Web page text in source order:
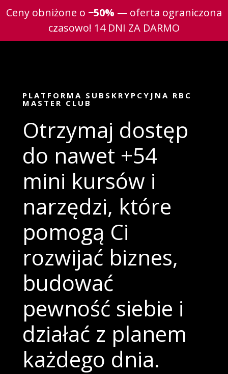
Ceny obniżone o −50% — oferta ograniczona
czasowo! 14 DNI ZA DARMO
PLATFORMA SUBSKRYPCYJNA RBC
MASTER CLUB
Otrzymaj dostęp
do nawet +54
mini kursów i
narzędzi, które
pomogą Ci
rozwijać biznes,
budować
pewność siebie i
działać z planem
każdego dnia.